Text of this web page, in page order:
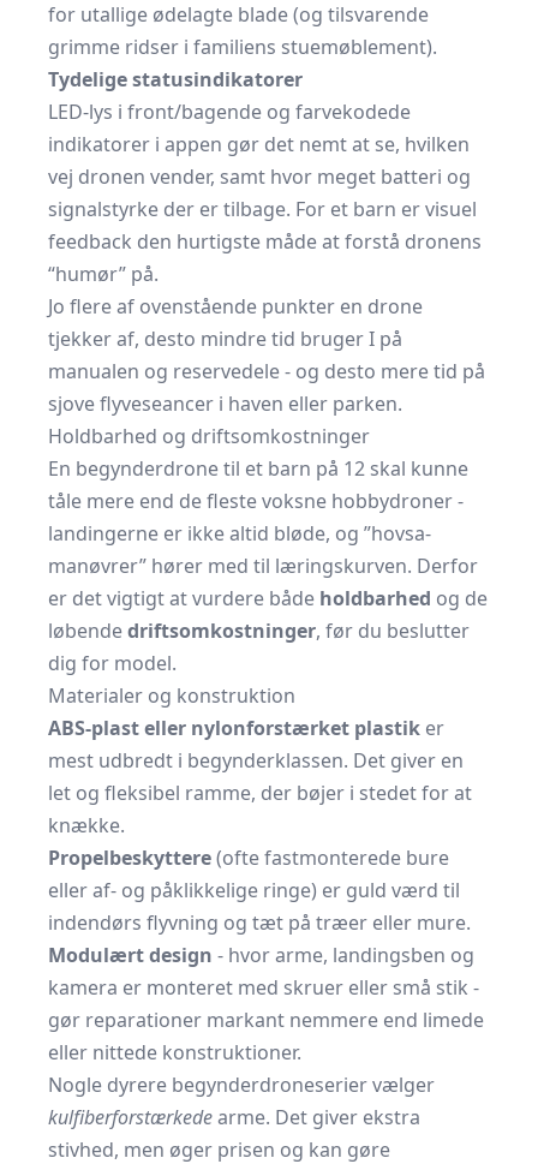
for utallige ødelagte blade (og tilsvarende
grimme ridser i familiens stuemøblement).
Tydelige statusindikatorer
LED-lys i front/bagende og farvekodede
indikatorer i appen gør det nemt at se, hvilken
vej dronen vender, samt hvor meget batteri og
signalstyrke der er tilbage. For et barn er visuel
feedback den hurtigste måde at forstå dronens
“humør” på.
Jo flere af ovenstående punkter en drone
tjekker af, desto mindre tid bruger I på
manualen og reservedele - og desto mere tid på
sjove flyveseancer i haven eller parken.
Holdbarhed og driftsomkostninger
En begynderdrone til et barn på 12 skal kunne
tåle mere end de fleste voksne hobbydroner -
landingerne er ikke altid bløde, og ”hovsa‐
manøvrer” hører med til læringskurven. Derfor
er det vigtigt at vurdere både holdbarhed og de
løbendedriftsomkostninger, før du beslutter
dig for model.
Materialer og konstruktion
ABS-plast eller nylonforstærket plastik er
mest udbredt i begynderklassen. Det giver en
let og fleksibel ramme, der bøjer i stedet for at
knække.
Propelbeskyttere(ofte fastmonterede bure
eller af- og påklikkelige ringe) er guld værd til
indendørs flyvning og tæt på træer eller mure.
Modulært design - hvor arme, landingsben og
kamera er monteret med skruer eller små stik -
gør reparationer markant nemmere end limede
eller nittede konstruktioner.
Nogle dyrere begynderdrone­serier vælger
kulfiberforstærkedearme. Det giver ekstra
stivhed, men øger prisen og kan gøre